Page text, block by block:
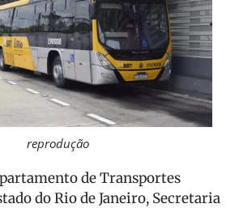
reprodução
de Transportes
do Rio de Janeiro, Secretaria